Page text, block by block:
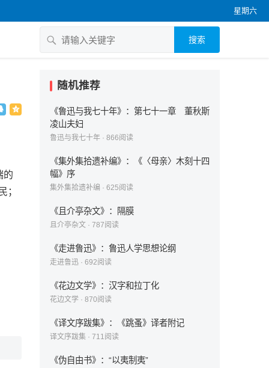
星期六
搜索
的
；
随机推荐
《鲁迅与我七十年》：第七十一章 董秋斯
凌山夫妇
鲁迅与我七十年 · 866阅读
《集外集拾遗补编》：《〈母亲〉木刻十四
幅》序
集外集拾遗补编 · 625阅读
《且介亭杂文》：隔膜
且介亭杂文 · 787阅读
《走进鲁迅》：鲁迅人学思想论纲
走进鲁迅 · 692阅读
《花边文学》：汉字和拉丁化
花边文学 · 870阅读
《译文序跋集》：《跳蚤》译者附记
译文序跋集 · 711阅读
《伪自由书》：“以夷制夷”